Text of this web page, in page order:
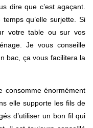
dire que c’est agaçant.
qu’elle surjette. Si
votre table ou sur vos
Je vous conseille
bac, ça vous facilitera la
consomme énormément
elle supporte les fils de
d’utiliser un bon fil qui